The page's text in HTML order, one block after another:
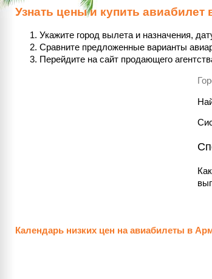
Узнать цены и купить
Укажите город вылета и назначения,
Сравните предложенные варианты
Перейдите на сайт продающего
Календарь низких цен на авиабилеты в